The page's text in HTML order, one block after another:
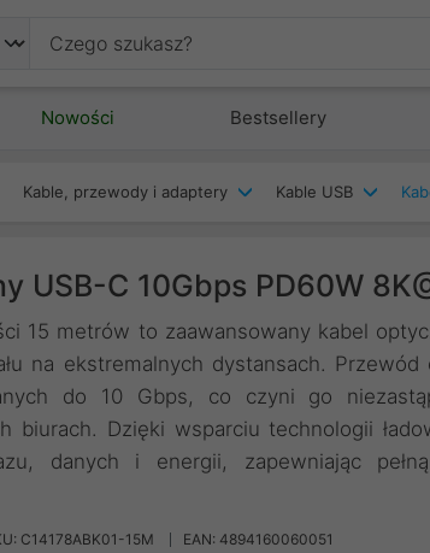
Nowości Bestsellery
Kable, przewody i adaptery Kable USB
USB-C 10Gbps PD60W
15 metrów to zaawansowany kabel
na ekstremalnych dystansach. Przewód
do 10 Gbps, co czyni go
biurach. Dzięki wsparciu technologii
danych i energii, zapewniając
C14178ABK01-15M EAN: 4894160060051